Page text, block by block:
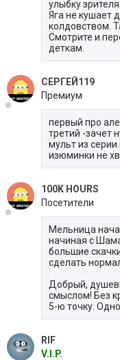
улыбку
Яга не кушает
колдовством.
Смотрите и
деткам.
СЕРГЕЙ119
Премиум
первый про
третий -зачет
мульт из
изюминки не
100K HOURS
Посетители
Мельница
начиная с
большие
сделать
Добрый,
смыслом! Без
5-ю точку.
RIF
V.I.P.